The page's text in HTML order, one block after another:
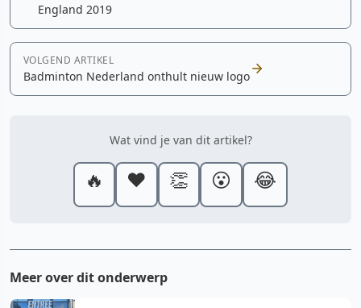
England 2019
VOLGEND ARTIKEL
Badminton Nederland onthult nieuw logo
Wat vind je van dit artikel?
🔥 ❤️ 👏 😮 😂
Meer over dit onderwerp